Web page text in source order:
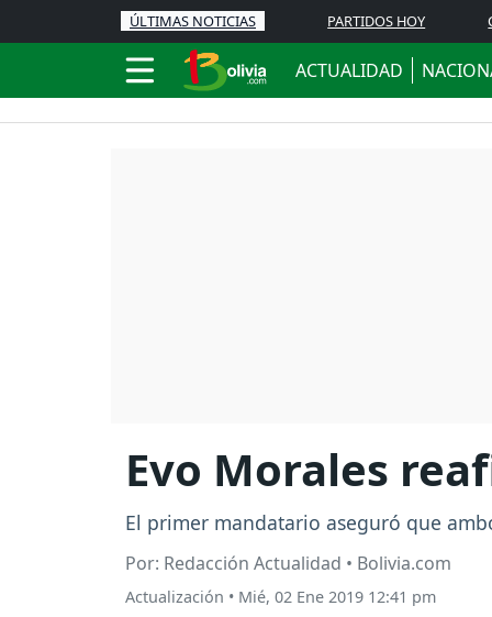
ÚLTIMAS NOTICIAS PARTIDOS HOY
ACTUALIDAD
Evo Morales
El primer mandatario aseguró que
Por: Redacción Actualidad • Bolivia.com
Actualización • Mié, 02 Ene 2019 12:41 pm